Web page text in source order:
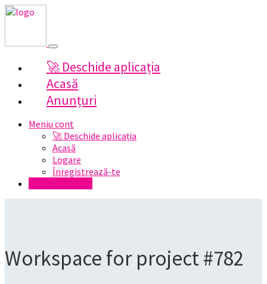
🚀 Deschide aplicația
Acasă
Anunțuri
Meniu cont
🚀 Deschide aplicația
Acasă
Logare
Înregistrează-te
Workspace for project #782